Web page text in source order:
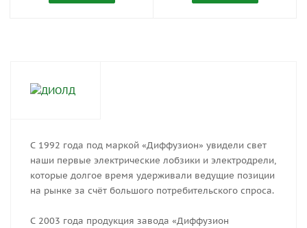
С 1992 года под маркой «Диффузион» увидели свет
наши первые электрические лобзики и электродрели,
которые долгое время удерживали ведущие позиции
на рынке за счёт большого потребительского спроса.
С 2003 года продукция завода «Диффузион